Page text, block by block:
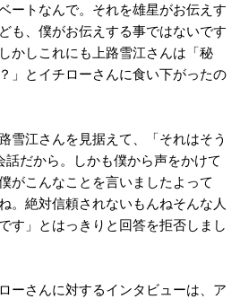
ートなんで。それを雄星がお伝えす
も、僕がお伝えする事ではないです
かしこれにも上路雪江さんは「秘
」とイチローさんに食い下がったの
雪江さんを見据えて、「それはそう
だから。しかも僕から声をかけて
がこんなことを言いましたよって
。絶対信頼されないもんねそんな人
す」とはっきりと回答を拒否しまし
ーさんに対するインタビューは、ア